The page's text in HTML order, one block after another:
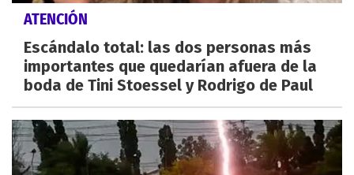
ATENCIÓN
Escándalo total: las dos personas más
importantes que quedarían afuera de la
boda de Tini Stoessel y Rodrigo de Paul